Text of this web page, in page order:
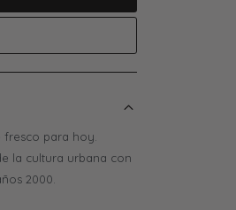
para hoy.
la cultura urbana con
2000.